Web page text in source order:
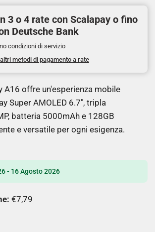
3 o 4 rate con Scalapay o fino
Deutsche Bank
condizioni di servizio
metodi di pagamento a rate
A16 offre un'esperienza mobile
Super AMOLED 6.7", tripla
batteria 5000mAh e 128GB
e versatile per ogni esigenza.
- 16 Agosto 2026
€7,79